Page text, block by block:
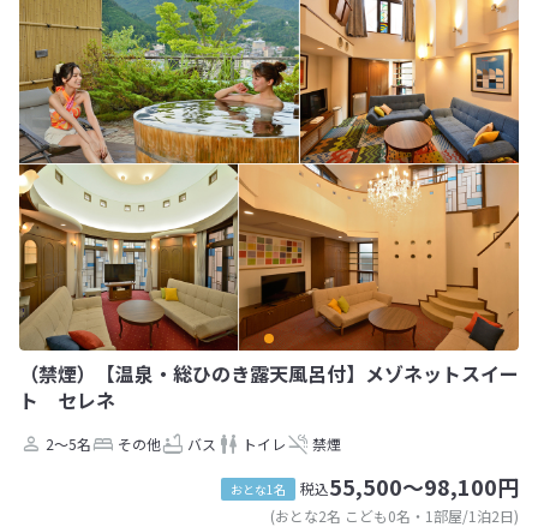
（禁煙）【温泉・総ひのき露天風呂付】メゾネットスイー
ト セレネ
2～5名 その他 バス トイレ 禁煙
おとな1名 税込55,500～98,100円
(おとな2名 こども0名・1部屋/1泊2日)